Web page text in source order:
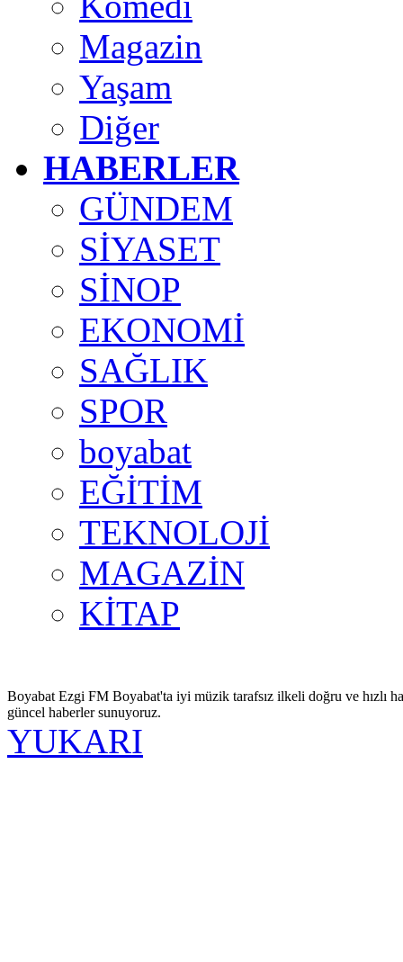
Magazin
Yaşam
Diğer
HABERLER
GÜNDEM
SİYASET
SİNOP
EKONOMİ
SAĞLIK
SPOR
boyabat
EĞİTİM
TEKNOLOJİ
MAGAZİN
KİTAP
Boyabat Ezgi FM Boyabat'ta iyi müzik tarafsız ilkeli doğru ve hızlı
güncel haberler sunuyoruz.
YUKARI